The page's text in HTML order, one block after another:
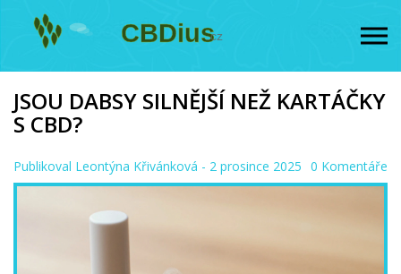
JSOU DABSY SILNĚJŠÍ NEŽ KARTÁČKY
S CBD?
Publikoval Leontýna Křivánková - 2 prosince 2025 0 Komentáře